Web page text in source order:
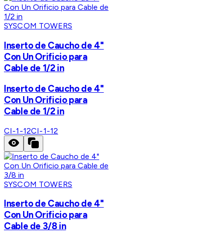
SYSCOM TOWERS
Inserto de Caucho de 4"
Con Un Orificio para
Cable de 1/2 in
Inserto de Caucho de 4"
Con Un Orificio para
Cable de 1/2 in
CI-1-12CI-1-12
SYSCOM TOWERS
Inserto de Caucho de 4"
Con Un Orificio para
Cable de 3/8 in